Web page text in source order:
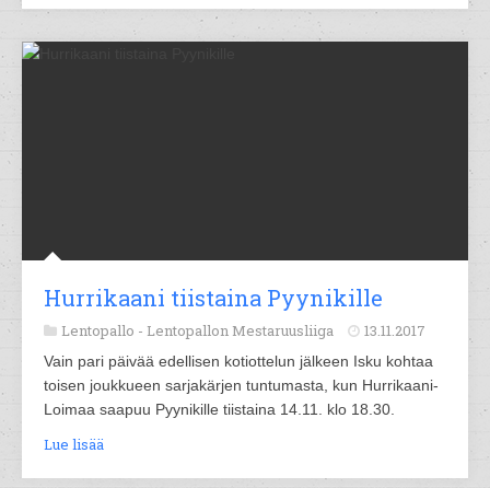
Hurrikaani tiistaina Pyynikille
Lentopallo - Lentopallon Mestaruusliiga 13.11.2017
Vain pari päivää edellisen kotiottelun jälkeen Isku kohtaa
toisen joukkueen sarjakärjen tuntumasta, kun Hurrikaani-
Loimaa saapuu Pyynikille tiistaina 14.11. klo 18.30.
Lue lisää